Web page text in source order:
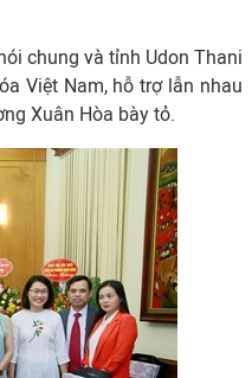
chung và tỉnh Udon Thani
Việt Nam, hỗ trợ lẫn nhau
Xuân Hòa bày tỏ.